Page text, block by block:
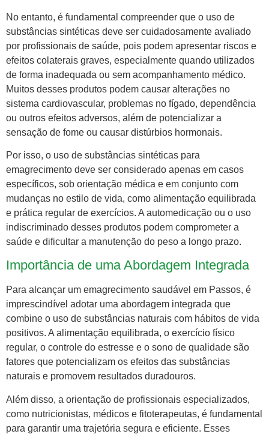
No entanto, é fundamental compreender que o uso de
substâncias sintéticas deve ser cuidadosamente avaliado
por profissionais de saúde, pois podem apresentar riscos e
efeitos colaterais graves, especialmente quando utilizados
de forma inadequada ou sem acompanhamento médico.
Muitos desses produtos podem causar alterações no
sistema cardiovascular, problemas no fígado, dependência
ou outros efeitos adversos, além de potencializar a
sensação de fome ou causar distúrbios hormonais.
Por isso, o uso de substâncias sintéticas para
emagrecimento deve ser considerado apenas em casos
específicos, sob orientação médica e em conjunto com
mudanças no estilo de vida, como alimentação equilibrada
e prática regular de exercícios. A automedicação ou o uso
indiscriminado desses produtos podem comprometer a
saúde e dificultar a manutenção do peso a longo prazo.
Importância de uma Abordagem Integrada
Para alcançar um emagrecimento saudável em Passos, é
imprescindível adotar uma abordagem integrada que
combine o uso de substâncias naturais com hábitos de vida
positivos. A alimentação equilibrada, o exercício físico
regular, o controle do estresse e o sono de qualidade são
fatores que potencializam os efeitos das substâncias
naturais e promovem resultados duradouros.
Além disso, a orientação de profissionais especializados,
como nutricionistas, médicos e fitoterapeutas, é fundamental
para garantir uma trajetória segura e eficiente. Esses